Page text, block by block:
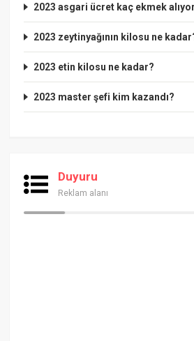
2023 asgari ücret kaç ekmek
2023 zeytinyağının kilosu ne
2023 etin kilosu ne kadar?
2023 master şefi kim kazandı?
Duyuru
Reklam alanı